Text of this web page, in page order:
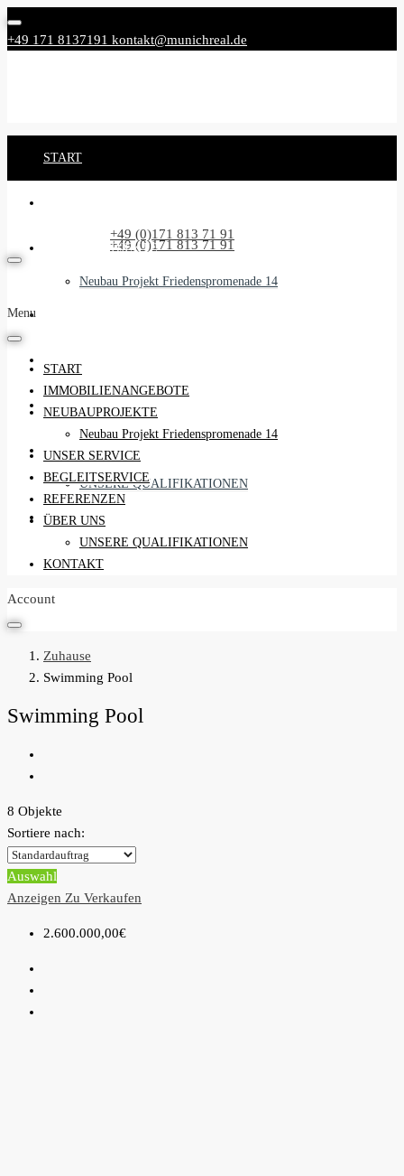
+49 171 8137191 kontakt@munichreal.de
Rufen Sie uns an: +49 (0)171 813 71 91
START
NEUBAUPROJEKTE
Neubau Projekt Friedenspromenade 14
REFERENZEN
ÜBER UNS
UNSERE QUALIFIKATIONEN
KONTAKT
+49 (0)171 813 71 91
Menu
START
IMMOBILIENANGEBOTE
NEUBAUPROJEKTE
Neubau Projekt Friedenspromenade 14
UNSER SERVICE
BEGLEITSERVICE
REFERENZEN
ÜBER UNS
UNSERE QUALIFIKATIONEN
KONTAKT
Account
Zuhause
Swimming Pool
Swimming Pool
8 Objekte
Sortiere nach:
Auswahl
Anzeigen Zu Verkaufen
2.600.000,00€